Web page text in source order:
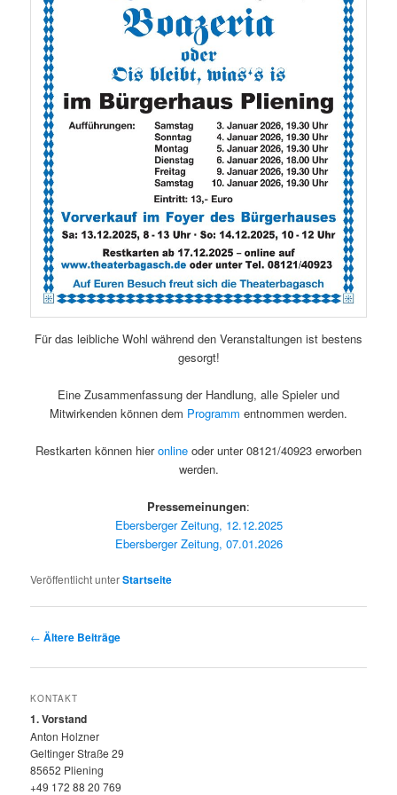
Für das leibliche Wohl während den Veranstaltungen ist bestens
gesorgt!
Eine Zusammenfassung der Handlung, alle Spieler und
Mitwirkenden können dem Programm entnommen werden.
Restkarten können hieronline oder unter 08121/40923 erworben
werden.
Pressemeinungen:
Ebersberger Zeitung, 12.12.2025
Ebersberger Zeitung, 07.01.2026
Veröffentlicht unterStartseite
Beitragsnavigation
← Ältere Beiträge
KONTAKT
1. Vorstand
Anton Holzner
Geltinger Straße 29
85652 Pliening
+49 172 88 20 769